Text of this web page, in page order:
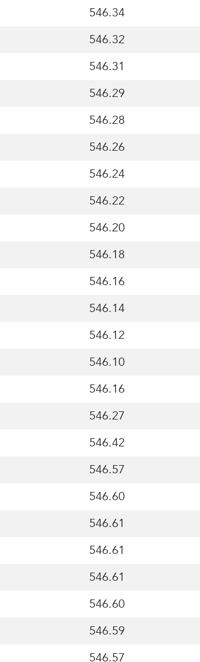
546.34
546.32
546.31
546.29
546.28
546.26
546.24
546.22
546.20
546.18
546.16
546.14
546.12
546.10
546.16
546.27
546.42
546.57
546.60
546.61
546.61
546.61
546.60
546.59
546.57